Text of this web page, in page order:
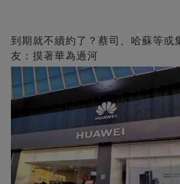
到期就不續約了？蔡司、哈蘇等或
友：摸著華為過河